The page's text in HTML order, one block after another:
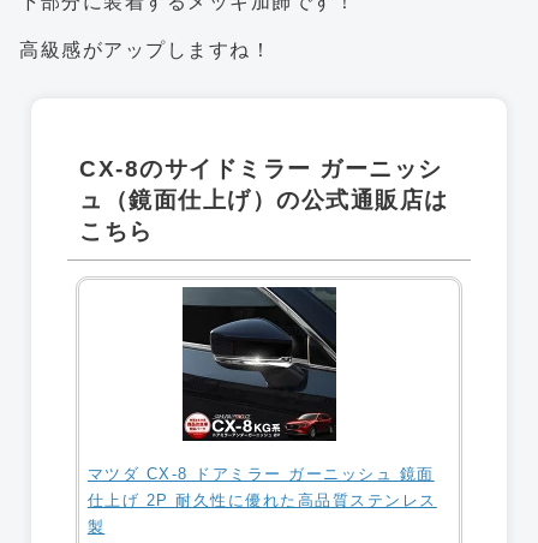
高級感がアップしますね！
CX-8のサイドミラー ガーニッシ
ュ（鏡面仕上げ）の公式通販店は
こちら
マツダ CX-8 ドアミラー ガーニッシュ 鏡面
仕上げ 2P 耐久性に優れた高品質ステンレス
製